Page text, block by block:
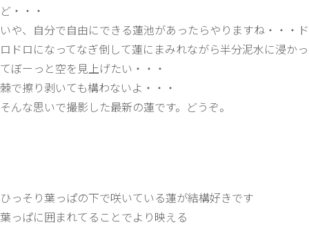
ど・・・
いや、自分で自由にできる蓮池があったらやりますね・・・ド
ロドロになってなぎ倒して蓮にまみれながら半分泥水に浸かっ
てぼーっと空を見上げたい・・・
棘で擦り剥いても構わないよ・・・
そんな思いで撮影した最新の蓮です。どうぞ。
ひっそり葉っぱの下で咲いている蓮が結構好きです
葉っぱに囲まれてることでより映える